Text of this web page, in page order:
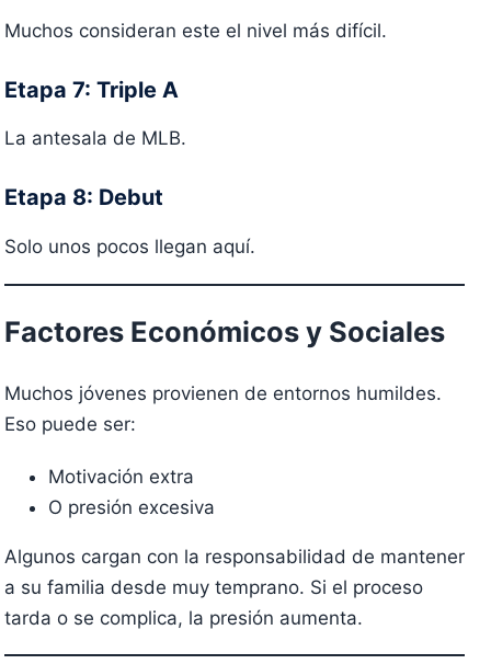
Muchos consideran este el nivel más difícil.
Etapa 7: Triple A
La antesala de MLB.
Etapa 8: Debut
Solo unos pocos llegan aquí.
Factores Económicos y Sociales
Muchos jóvenes provienen de entornos humildes.
Eso puede ser:
Motivación extra
O presión excesiva
Algunos cargan con la responsabilidad de mantener
a su familia desde muy temprano. Si el proceso
tarda o se complica, la presión aumenta.